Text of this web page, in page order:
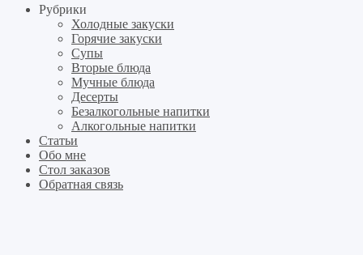
Рубрики
Холодные закуски
Горячие закуски
Супы
Вторые блюда
Мучные блюда
Десерты
Безалкогольные напитки
Алкогольные напитки
Статьи
Обо мне
Стол заказов
Обратная связь